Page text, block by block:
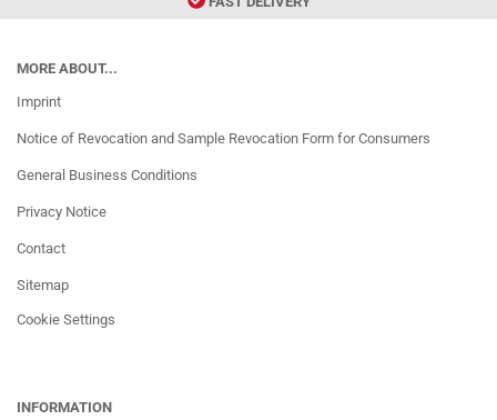
MORE ABOUT...
Imprint
Notice of Revocation and Sample Revocation Form for Consumers
General Business Conditions
Privacy Notice
Contact
Sitemap
Cookie Settings
INFORMATION